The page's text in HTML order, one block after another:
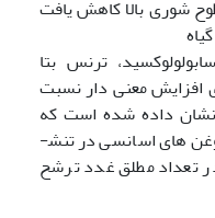
شوری بالا کاهش یافت
ترنس بتا
افزایش معنی دار نسبت
شاهد نشان داد (12). نشان داده شده است که
های اسانسی در تنش­
تعداد مطلق غدد ترشح